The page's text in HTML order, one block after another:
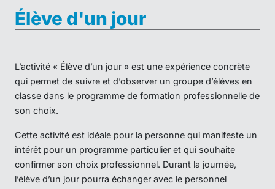
Élève d'un jour
L’activité « Élève d’un jour » est une expérience concrète
qui permet de suivre et d’observer un groupe d’élèves en
classe dans le programme de formation professionnelle de
son choix.
Cette activité est idéale pour la personne qui manifeste un
intérêt pour un programme particulier et qui souhaite
confirmer son choix professionnel. Durant la journée,
l’élève d’un jour pourra échanger avec le personnel